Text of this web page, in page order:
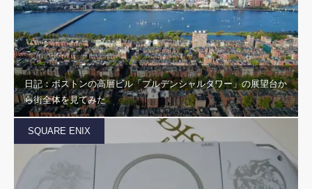
日記：ボストンの高層ビル「プルデンシャルタワー」の展望台か
ら街全体を見てみた
SQUARE ENIX